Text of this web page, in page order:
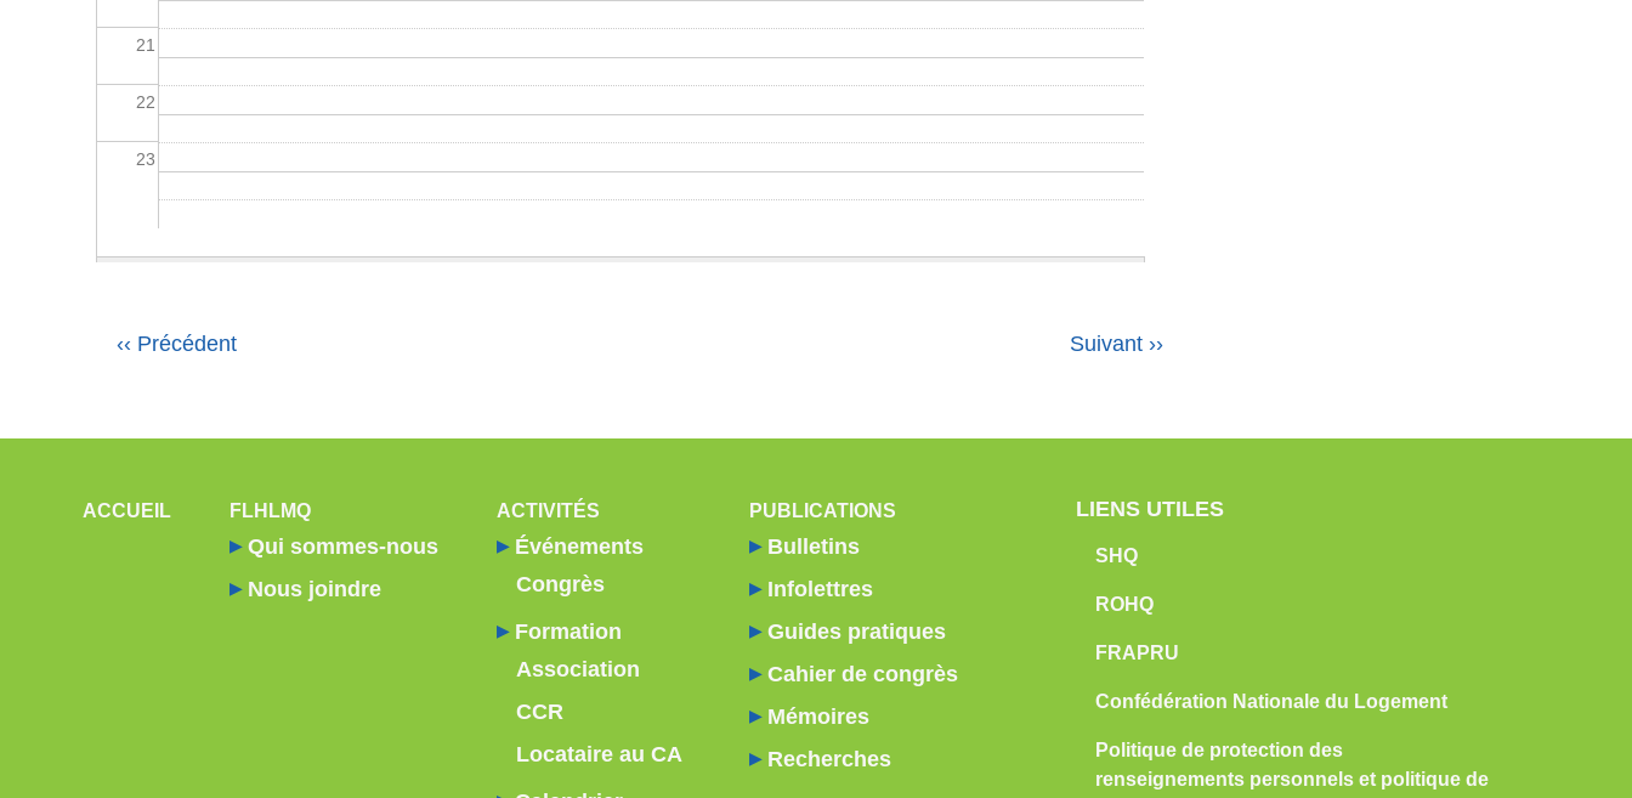
21
22
23
Pagination
‹‹ Précédent Suivant ››
NAVIGATION PRINCIPALE
ACCUEIL FLHLMQ
Qui sommes-nous
Nous joindre
ACTIVITÉS
Événements
Congrès
Formation
Association
CCR
Locataire au CA
PUBLICATIONS
Bulletins
Infolettres
Guides pratiques
Cahier de congrès
Mémoires
Recherches
LIENS UTILES
SHQ
ROHQ
FRAPRU
Confédération Nationale du Logement
Politique de protection des
renseignements personnels et politique de